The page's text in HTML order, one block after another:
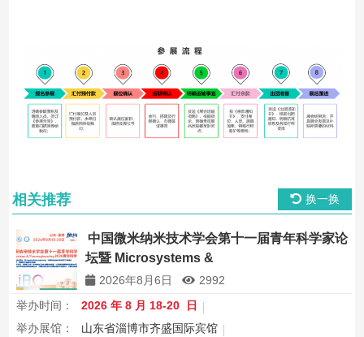
相关推荐 换一换
中国微米纳米技术学会第十一届青年科学家论
坛暨 Microsystems &
Nanoengineering2026 青年科学家研讨会
2026年8月6日
2992
举办时间：
2026 年 8 月 18-20 日
举办展馆：
山东省淄博市齐盛国际宾馆